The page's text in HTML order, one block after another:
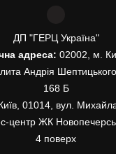
ДП "ГЕРЦ Україна"
адреса: 02002, м.
Андрія
168 Б
01014, вул.
центр ЖК
4 поверх